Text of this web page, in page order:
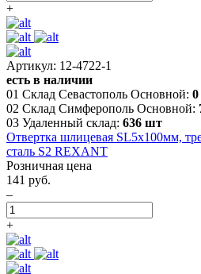
+
Артикул: 12-4722-1
есть в наличии
01 Склад Севастополь Основной:
02 Склад Симферополь Основной:
03 Удаленный склад: 636 шт
Отвертка шлицевая SL5х100мм,
сталь S2 REXANT
Розничная цена
141 руб.
–
+